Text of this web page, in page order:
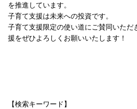
を推進しています。
子育て支援は未来への投資です。
子育て支援限定の使い道にご賛同いただ
援をぜひよろしくお願いいたします！
【検索キーワード】